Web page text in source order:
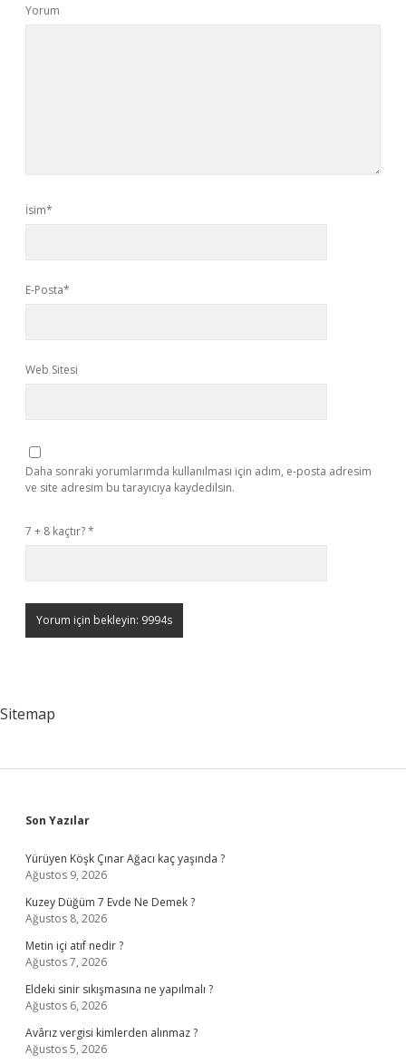
Yorum
İsim*
E-Posta*
Web Sitesi
Daha sonraki yorumlarımda kullanılması için adım, e-posta adresim
ve site adresim bu tarayıcıya kaydedilsin.
7 + 8 kaçtır?*
Sitemap
Sidebar
Son Yazılar
Yürüyen Köşk Çınar Ağacı kaç yaşında ?
Ağustos 9, 2026
Kuzey Düğüm 7 Evde Ne Demek ?
Ağustos 8, 2026
Metin içi atıf nedir ?
Ağustos 7, 2026
Eldeki sinir sıkışmasına ne yapılmalı ?
Ağustos 6, 2026
Avârız vergisi kimlerden alınmaz ?
Ağustos 5, 2026